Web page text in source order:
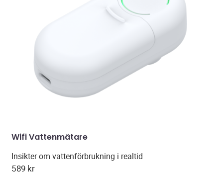
Wifi Vattenmätare
Insikter om vattenförbrukning i realtid
589 kr